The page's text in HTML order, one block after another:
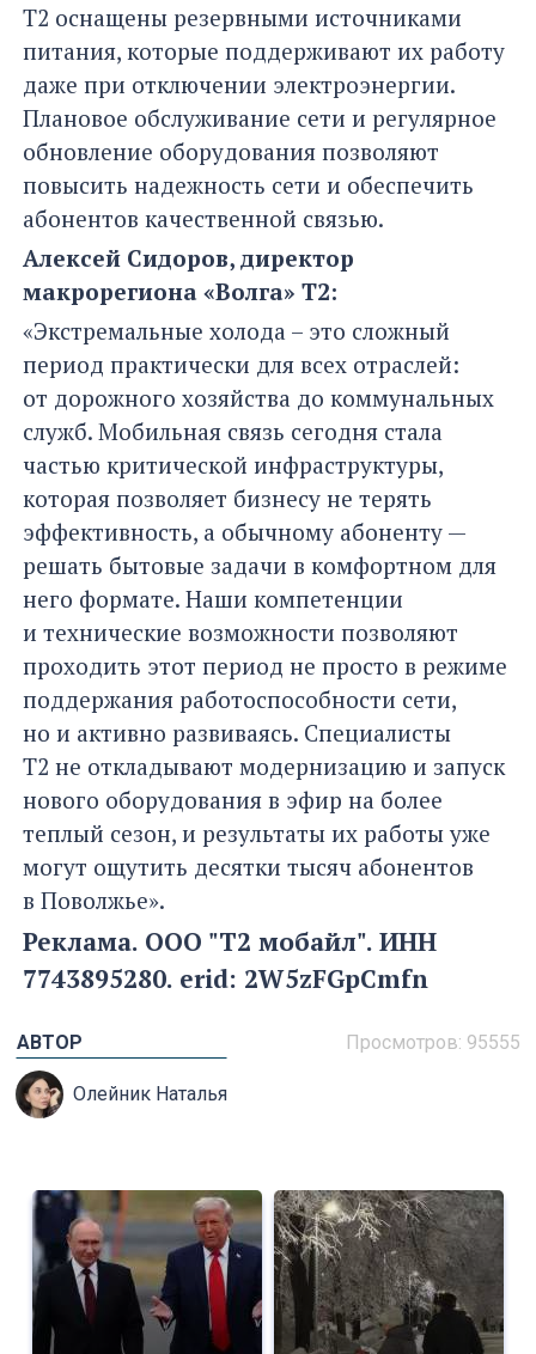
Т2 оснащены резервными источниками
питания, которые поддерживают их работу
даже при отключении электроэнергии.
Плановое обслуживание сети и регулярное
обновление оборудования позволяют
повысить надежность сети и обеспечить
абонентов качественной связью.
Алексей Сидоров, директор
макрорегиона «Волга» Т2:
«Экстремальные холода – это сложный
период практически для всех отраслей:
от дорожного хозяйства до коммунальных
служб. Мобильная связь сегодня стала
частью критической инфраструктуры,
которая позволяет бизнесу не терять
эффективность, а обычному абоненту —
решать бытовые задачи в комфортном для
него формате. Наши компетенции
и технические возможности позволяют
проходить этот период не просто в режиме
поддержания работоспособности сети,
но и активно развиваясь. Специалисты
Т2 не откладывают модернизацию и запуск
нового оборудования в эфир на более
теплый сезон, и результаты их работы уже
могут ощутить десятки тысяч абонентов
в Поволжье».
Реклама. ООО "Т2 мобайл". ИНН
7743895280. erid: 2W5zFGpCmfn
Просмотров: 95555
АВТОР
Олейник Наталья